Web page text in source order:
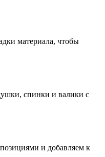
материала, чтобы
спинки и валики с
и добавляем к